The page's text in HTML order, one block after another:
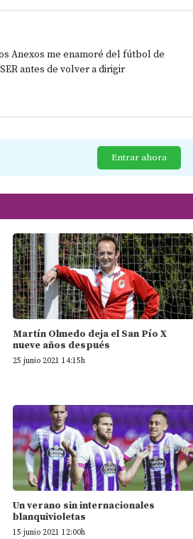
Anexos me enamoré del fútbol de
antes de volver a dirigir
Entrar ahora
Martín Olmedo deja el San Pío X
nueve años después
25 junio 2021 14:15h
Un verano sin internacionales
blanquivioletas
15 junio 2021 12:00h